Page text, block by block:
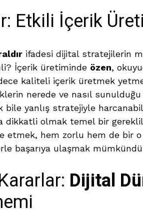
Etkili İçerik
ifadesi dijital stratejilerin
İçerik üretiminde özen,
kaliteli içerik üretmek
nerede ve nasıl
bile yanlış stratejiyle
dikkatli olmak temel bir
etmek, hem zorlu hem de bir
başarıya ulaşmak
Dijital